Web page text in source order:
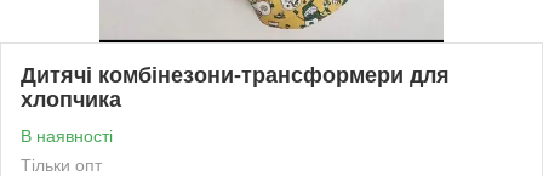
Дитячі комбінезони-трансформери для
хлопчика
В наявності
Тільки опт